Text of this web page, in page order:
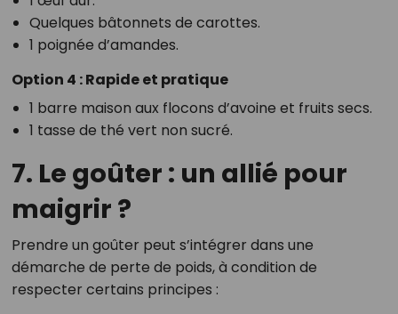
Quelques bâtonnets de carottes.
1 poignée d’amandes.
Option 4 : Rapide et pratique
1 barre maison aux flocons d’avoine et fruits secs.
1 tasse de thé vert non sucré.
7. Le goûter : un allié pour
maigrir ?
Prendre un goûter peut s’intégrer dans une
démarche de perte de poids, à condition de
respecter certains principes :